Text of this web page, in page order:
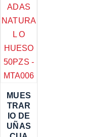
MUES
TRAR
IO DE
UÑAS